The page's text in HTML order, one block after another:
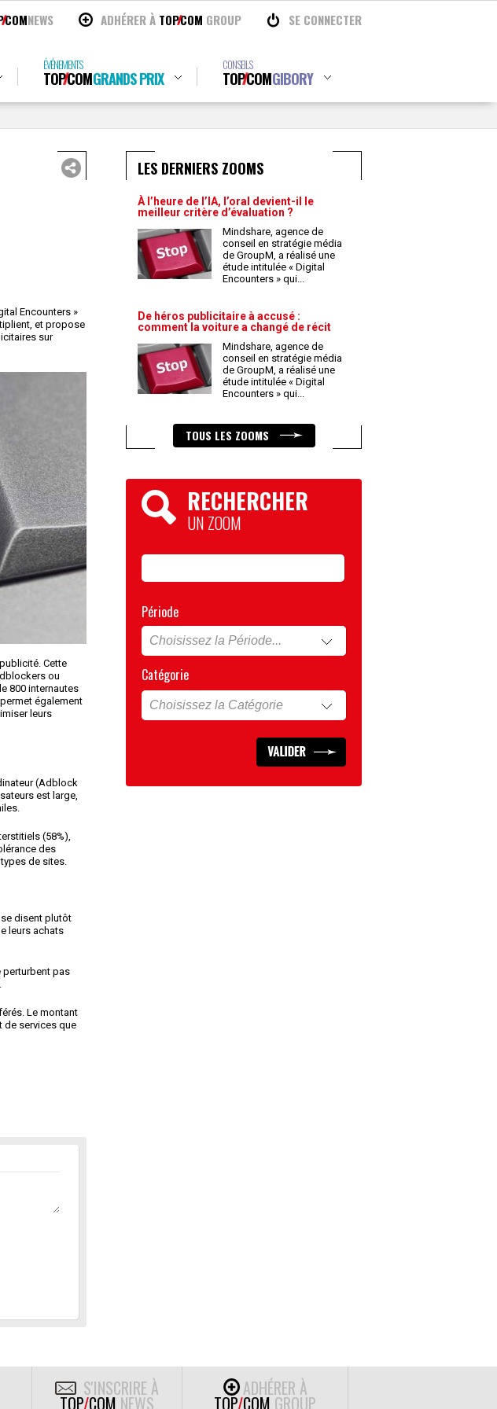
COMNEWS ADHÉRER À TOPCOM GROUP SE CONNECTER
ÉVÉNEMENTS
TOPCOMGRANDS PRIX
CONSEILS
TOPCOMGIBORY
Encounters »
et propose
sur
Cette
ou
800 internautes
également
leurs
(Adblock
est large,
(58%),
des
de sites.
disent plutôt
leurs achats
perturbent pas
Le montant
de services que
LES DERNIERS ZOOMS
À l’heure de l’IA, l’oral devient-il le
meilleur critère d’évaluation ?
Mindshare, agence de
conseil en stratégie média
de GroupM, a réalisé une
étude intitulée « Digital
Encounters » qui...
De héros publicitaire à accusé :
comment la voiture a changé de récit
Mindshare, agence de
conseil en stratégie média
de GroupM, a réalisé une
étude intitulée « Digital
Encounters » qui...
TOUS LES ZOOMS
RECHERCHER
UN ZOOM
Période
Catégorie
S'INSCRIRE À
TOP/COM NEWS
ADHÉRER À
TOP/COM GROUP